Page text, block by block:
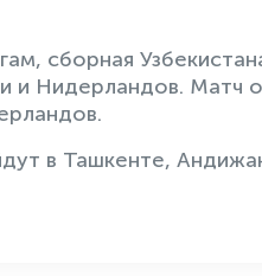
сборная
и Нидерландов. Матч
в Ташкенте,